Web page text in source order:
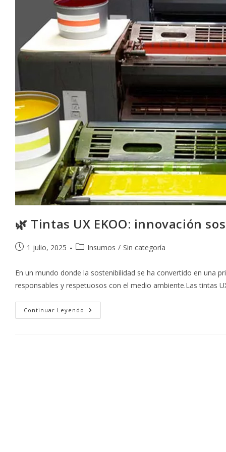
🌿 Tintas UX EKOO: innovación
Publicación
entrada:
1 julio, 2025
Categoría
la
entrada:
Insumos / Sin categoría
En un mundo donde la sostenibilidad se ha convertido en una
responsables y respetuosos con el medio ambiente.Las tintas
Continuar Leyendo 🌿
Tintas